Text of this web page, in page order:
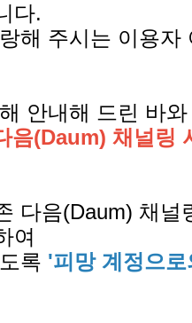
다.
해 주시는 이용자
안내해 드린 바
음(Daum) 채널링
다음(Daum) 채널
여
록 '피망 계정으